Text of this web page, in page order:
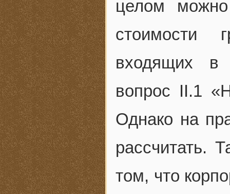
целом
стоимости
входящих в
вопрос II.1
Однако на
рассчитать.
том, что